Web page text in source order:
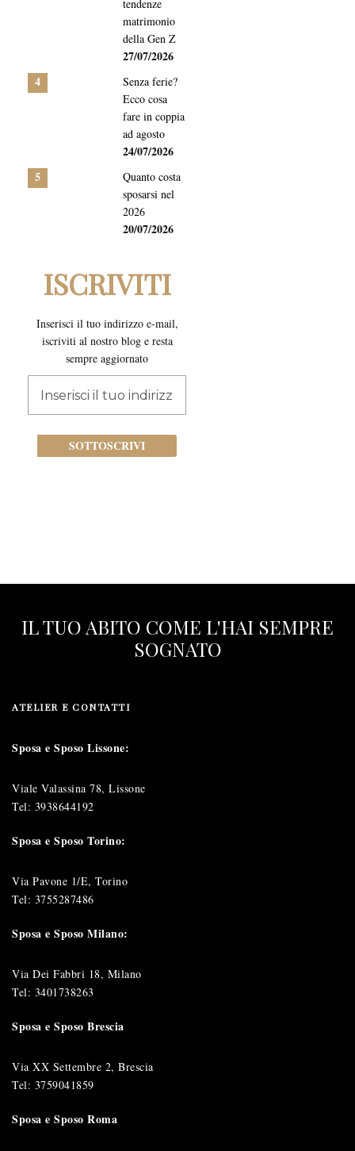
tendenze
matrimonio
della Gen Z
27/07/2026
Senza ferie?
Ecco cosa
fare in coppia
ad agosto
24/07/2026
4
Quanto costa
sposarsi nel
2026
20/07/2026
5
ISCRIVITI
Inserisci il tuo indirizzo e-mail,
iscriviti al nostro blog e resta
sempre aggiornato
alla
nostra
newsletter:
SOTTOSCRIVI
IL TUO ABITO COME L'HAI SEMPRE
SOGNATO
ATELIER E CONTATTI
Sposa e Sposo Lissone:
Viale Valassina 78, Lissone
Tel: 3938644192
Sposa e Sposo Torino:
Via Pavone 1/E, Torino
Tel: 3755287486
Sposa e Sposo Milano:
Via Dei Fabbri 18, Milano
Tel: 3401738263
Sposa e Sposo Brescia
Via XX Settembre 2, Brescia
Tel: 3759041859
Sposa e Sposo Roma